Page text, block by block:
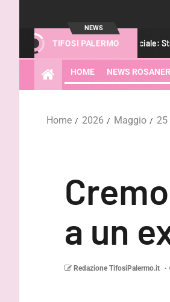
NEWS
TIFOSI PALERMO
adesso è ufficiale: Strefezza è
HOME NEWS
Home 2026 Maggio 25
a un
Redazione TifosiPalermo.it